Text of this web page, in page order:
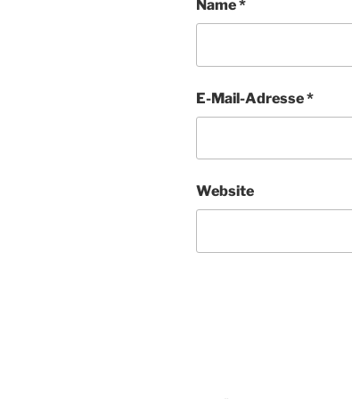
Name*
E-Mail-Adresse*
Website